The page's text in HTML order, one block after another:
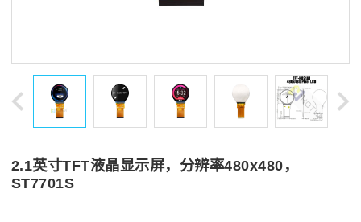
2.1英寸TFT液晶显示屏，分辨率480x480，
ST7701S